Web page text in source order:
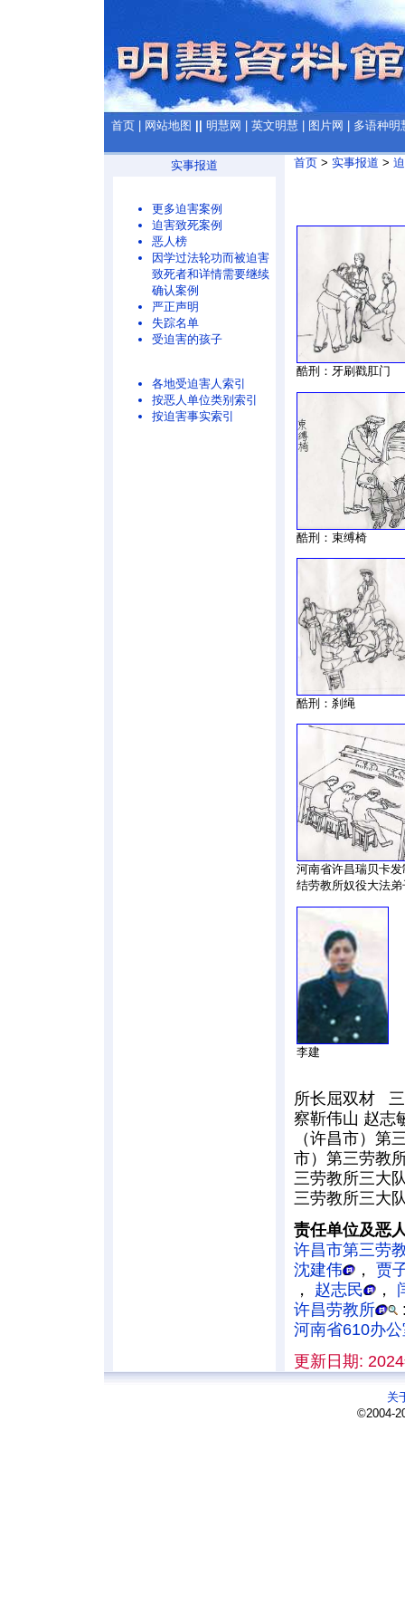
首页 网站地图 明慧网 英文明慧 图片网 多语种明
实事报道
更多迫害案例
迫害致死案例
恶人榜
因学过法轮功而被迫害
致死者和详情需要继续
确认案例
严正声明
失踪名单
受迫害的孩子
各地受迫害人索引
按恶人单位类别索引
按迫害事实索引
首页 > 实事报道 >
酷刑：牙刷戳肛门
酷刑：束缚椅
酷刑：刹绳
河南省许昌瑞贝卡
结劳教所奴役大法弟
李建
所长屈双材
察靳伟山 赵志
（许昌市）第
市）第三劳教
三劳教所三大
三劳教所三大
责任单位及恶
许昌市第三劳
沈建伟
， 贾
， 赵志民 ，
许昌劳教所
河南省610办
更新日期:
关
©2004-